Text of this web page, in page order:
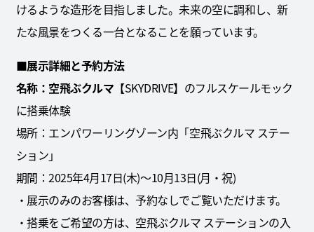
けるような造形を目指しました。未来の空に調和し、新
たな風景をつくる一台となることを願っています。
■展示詳細と予約方法
名称：空飛ぶクルマ 【SKYDRIVE】のフルスケールモック
に搭乗体験
場所：エンパワーリングゾーン内「空飛ぶクルマ ステー
ション」
期間：2025年4月17日(木)～10月13日(月・祝)
・展示のみのお客様は、予約なしでご覧いただけます。
・搭乗をご希望の方は、空飛ぶクルマ ステーションの入